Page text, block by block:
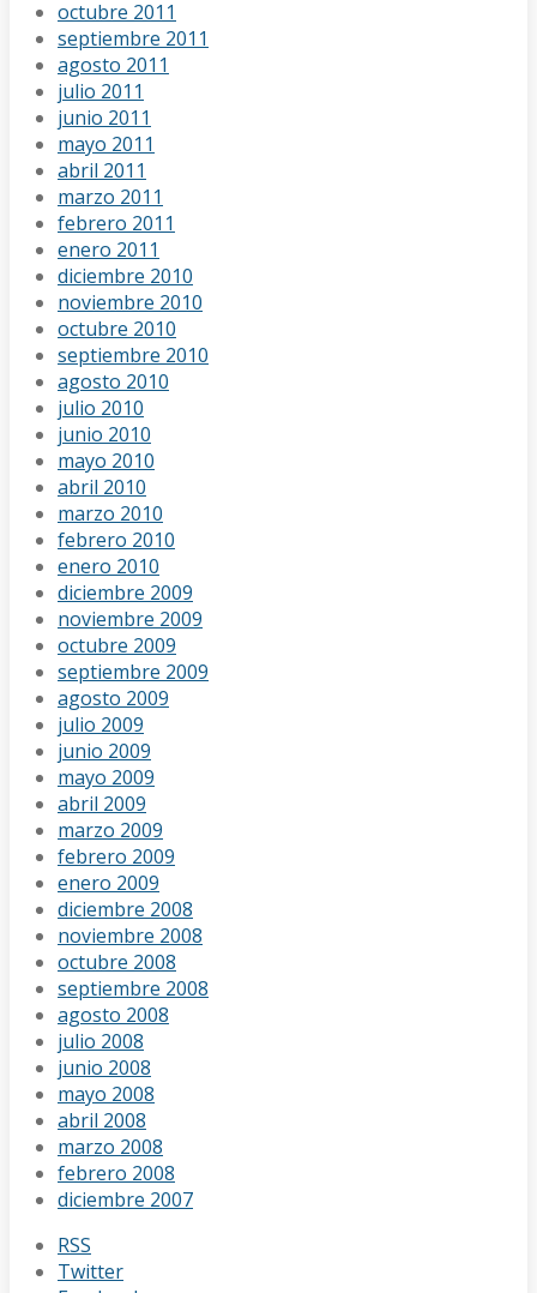
octubre 2011
septiembre 2011
agosto 2011
julio 2011
junio 2011
mayo 2011
abril 2011
marzo 2011
febrero 2011
enero 2011
diciembre 2010
noviembre 2010
octubre 2010
septiembre 2010
agosto 2010
julio 2010
junio 2010
mayo 2010
abril 2010
marzo 2010
febrero 2010
enero 2010
diciembre 2009
noviembre 2009
octubre 2009
septiembre 2009
agosto 2009
julio 2009
junio 2009
mayo 2009
abril 2009
marzo 2009
febrero 2009
enero 2009
diciembre 2008
noviembre 2008
octubre 2008
septiembre 2008
agosto 2008
julio 2008
junio 2008
mayo 2008
abril 2008
marzo 2008
febrero 2008
diciembre 2007
RSS
Twitter